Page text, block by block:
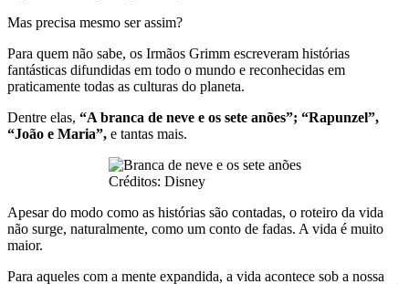
Mas precisa mesmo ser assim?
Para quem não sabe, os Irmãos Grimm escreveram histórias
fantásticas difundidas em todo o mundo e reconhecidas em
praticamente todas as culturas do planeta.
Dentre elas, “A branca de neve e os sete anões”; “Rapunzel”,
“João e Maria”, e tantas mais.
Créditos: Disney
Apesar do modo como as histórias são contadas, o roteiro da vida
não surge, naturalmente, como um conto de fadas. A vida é muito
maior.
Para aqueles com a mente expandida, a vida acontece sob a nossa